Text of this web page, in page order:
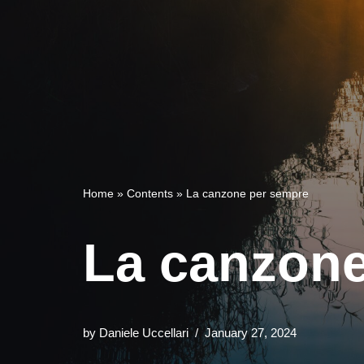
Home » Contents » La canzone per sempre
La
by Daniele Uccellari January 27, 2024